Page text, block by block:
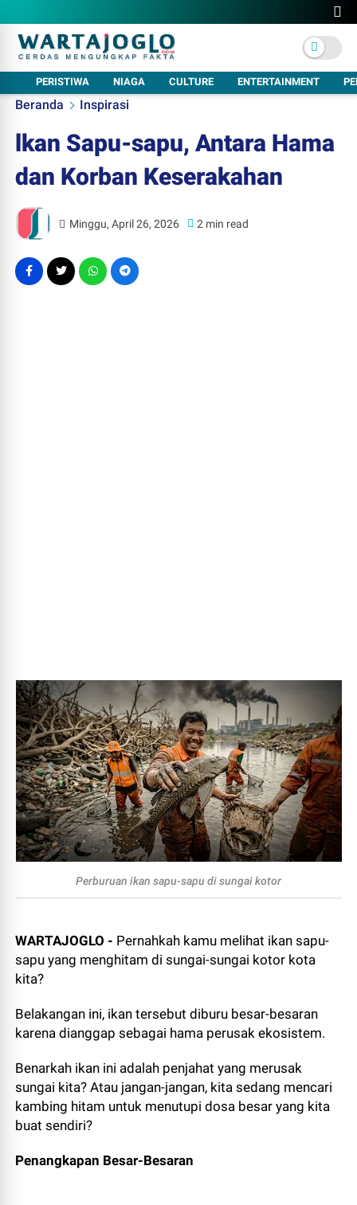
PERISTIWA NIAGA CULTURE ENTERTAINMENT
Beranda Inspirasi
lkan Sapu-sapu, Antara Hama
dan Korban Keserakahan
Minggu, April 26, 2026 2 min read
Perburuan ikan sapu-sapu di sungai kotor
WARTAJOGLO - Pernahkah kamu melihat ikan sapu-
sapu yang menghitam di sungai-sungai kotor kota
kita?
Belakangan ini, ikan tersebut diburu besar-besaran
karena dianggap sebagai hama perusak ekosistem.
Benarkah ikan ini adalah penjahat yang merusak
sungai kita? Atau jangan-jangan, kita sedang mencari
kambing hitam untuk menutupi dosa besar yang kita
buat sendiri?
Penangkapan Besar-Besaran